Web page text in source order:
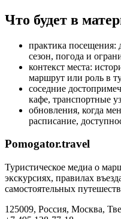
Что будет в
практика посещения:
сезон, погода и
контекст места:
маршрут или роль в
соседние
кафе, транспортные
обновления, когда
расписание,
Pomogator.travel
Туристическое медиа о
экскурсиях, правилах
самостоятельных
125009, Россия, Москва,